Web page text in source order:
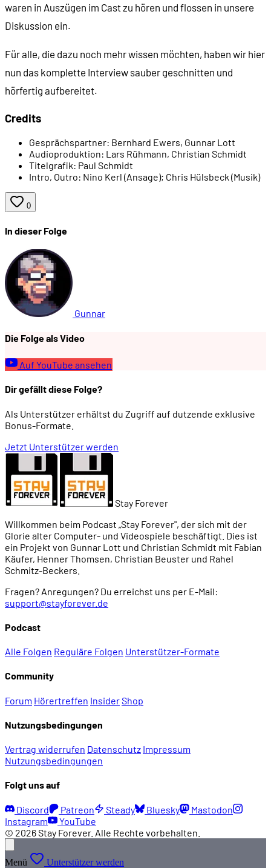
waren in Auszügen im Cast zu hören und flossen in unsere
Diskussion ein.
Für alle, die dazu noch mehr wissen möchten, haben wir hier
nun das komplette Interview sauber geschnitten und
hörfertig aufbereitet.
Credits
Gesprächspartner: Bernhard Ewers, Gunnar Lott
Audioproduktion: Lars Rühmann, Christian Schmidt
Titelgrafik: Paul Schmidt
Intro, Outro: Nino Kerl (Ansage); Chris Hülsbeck (Musik)
0
In dieser Folge
Gunnar
Die Folge als Video
Auf YouTube ansehen
Dir gefällt diese Folge?
Als Unterstützer erhältst du Zugriff auf dutzende exklusive
Bonus-Formate.
Jetzt Unterstützer werden
Stay Forever
Willkommen beim Podcast „Stay Forever", der sich mit der
Glorie alter Computer- und Videospiele beschäftigt. Dies ist
ein Projekt von Gunnar Lott und Christian Schmidt mit Fabian
Käufer, Henner Thomsen, Christian Beuster und Rahel
Schmitz-Beckers.
Fragen? Anregungen? Du erreichst uns per E-Mail:
support@stayforever.de
Podcast
Alle Folgen Reguläre Folgen Unterstützer-Formate
Community
Forum Hörertreffen InsiderShop
Nutzungsbedingungen
Vertrag widerrufen Datenschutz Impressum
Nutzungsbedingungen
Folgt uns auf
Discord Patreon Steady Bluesky
Mastodon
Instagram
YouTube
© 2026 Stay Forever. Alle Rechte vorbehalten.
Menü Unterstützer werden